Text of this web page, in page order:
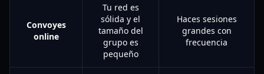
Convoyes
online
Tu red es
sólida y el
tamaño del
grupo es
pequeño
Haces sesiones
grandes con
frecuencia